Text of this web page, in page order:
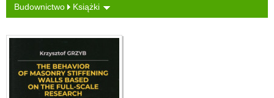
Budownictwo Książki